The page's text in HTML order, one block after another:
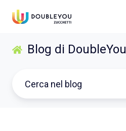
Blog di DoubleYou